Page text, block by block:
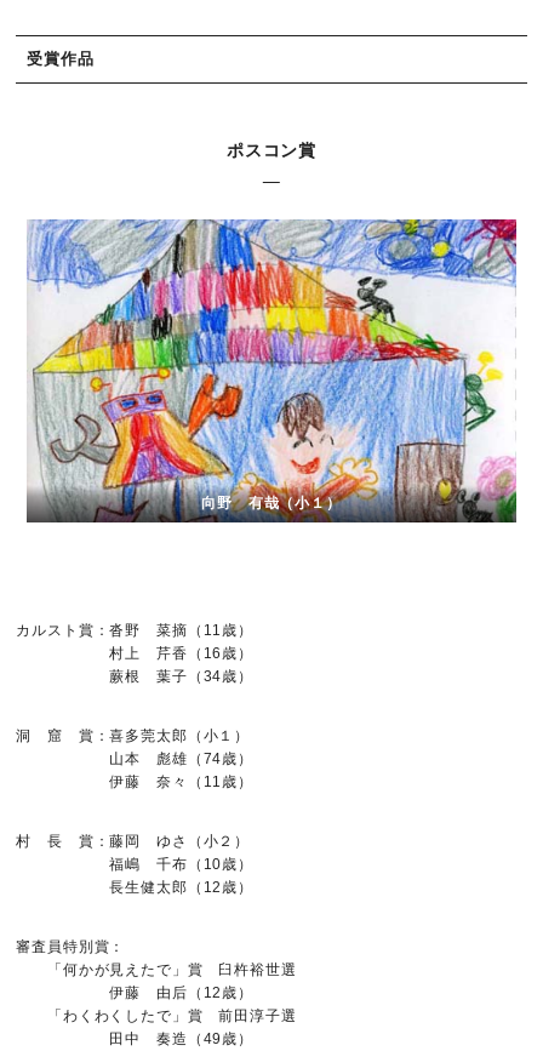
受賞作品
ポスコン賞
向野 有哉（小１）
カルスト賞：沓野 菜摘（11歳）
村上 芹香（16歳）
蕨根 葉子（34歳）
洞 窟 賞：喜多莞太郎（小１）
山本 彪雄（74歳）
伊藤 奈々（11歳）
村 長 賞：藤岡 ゆさ（小２）
福嶋 千布（10歳）
長生健太郎（12歳）
審査員特別賞：
「何かが見えたで」賞 臼杵裕世選
伊藤 由后（12歳）
「わくわくしたで」賞 前田淳子選
田中 奏造（49歳）